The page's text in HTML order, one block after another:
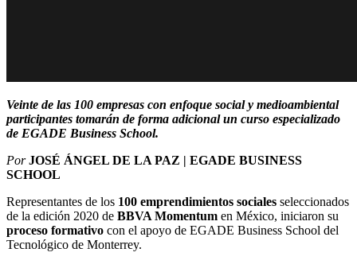
Veinte de las 100 empresas con enfoque social y medioambiental
participantes tomarán de forma adicional un curso especializado
de EGADE Business School.
Por JOSÉ ÁNGEL DE LA PAZ | EGADE BUSINESS
SCHOOL
Representantes de los 100 emprendimientos sociales seleccionados
de la edición 2020 de BBVA Momentum en México, iniciaron su
proceso formativo con el apoyo de EGADE Business School del
Tecnológico de Monterrey.